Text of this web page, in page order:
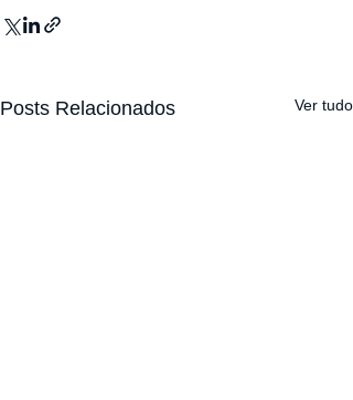
Posts Relacionados Ver tudo